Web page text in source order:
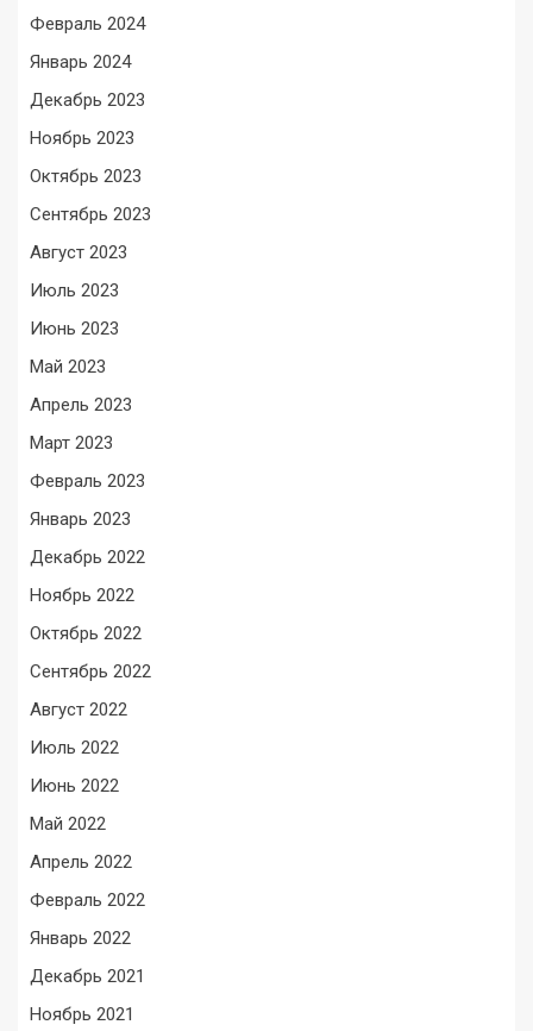
Февраль 2024
Январь 2024
Декабрь 2023
Ноябрь 2023
Октябрь 2023
Сентябрь 2023
Август 2023
Июль 2023
Июнь 2023
Май 2023
Апрель 2023
Март 2023
Февраль 2023
Январь 2023
Декабрь 2022
Ноябрь 2022
Октябрь 2022
Сентябрь 2022
Август 2022
Июль 2022
Июнь 2022
Май 2022
Апрель 2022
Февраль 2022
Январь 2022
Декабрь 2021
Ноябрь 2021